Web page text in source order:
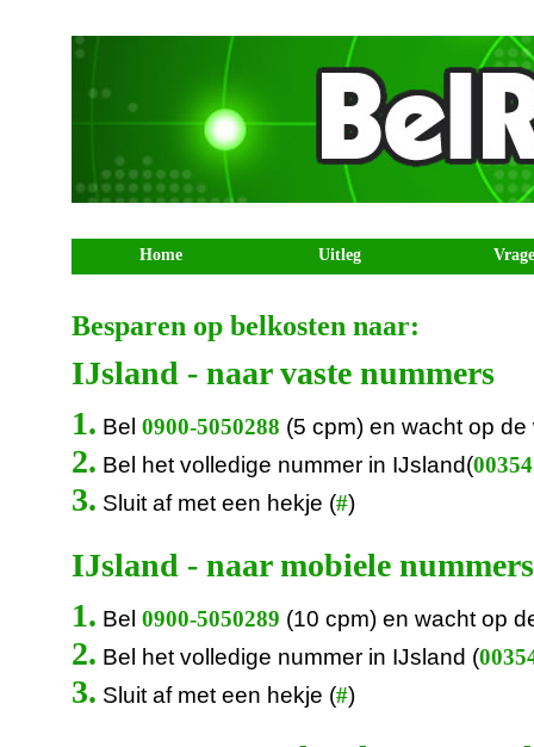
Home Uitleg
Besparen op belkosten naar:
IJsland - naar vaste nummers
1. Bel 0900-5050288 (5 cpm) en wacht op
2. Bel het volledige nummer in IJsland(
3. Sluit af met een hekje (#)
IJsland - naar mobiele nummers
1. Bel 0900-5050289 (10 cpm) en wacht op
2. Bel het volledige nummer in IJsland (
3. Sluit af met een hekje (#)